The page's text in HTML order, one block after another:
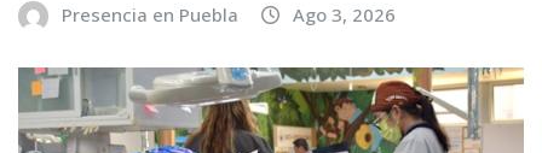
Presencia en Puebla Ago 3, 2026